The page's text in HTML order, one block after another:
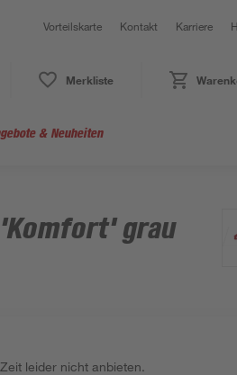
Vorteilskarte Kontakt Karriere
Merkliste
& Neuheiten
grau
leider nicht anbieten.